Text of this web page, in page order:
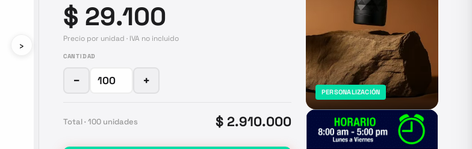
›
$ 29.100
Precio por unidad · IVA no incluido
CANTIDAD
− +
Total · 100 unidades $ 2.910.000
PERSONALIZACIÓN